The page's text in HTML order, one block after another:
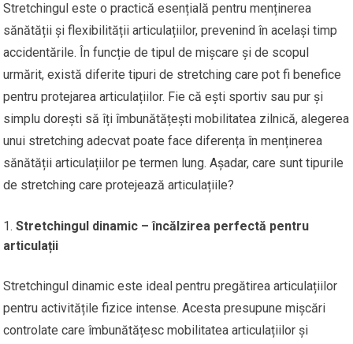
Stretchingul este o practică esențială pentru menținerea
sănătății și flexibilității articulațiilor, prevenind în același timp
accidentările. În funcție de tipul de mișcare și de scopul
urmărit, există diferite tipuri de stretching care pot fi benefice
pentru protejarea articulațiilor. Fie că ești sportiv sau pur și
simplu dorești să îți îmbunătățești mobilitatea zilnică, alegerea
unui stretching adecvat poate face diferența în menținerea
sănătății articulațiilor pe termen lung. Așadar, care sunt tipurile
de stretching care protejează articulațiile?
Stretchingul dinamic – încălzirea perfectă pentru
articulații
Stretchingul dinamic este ideal pentru pregătirea articulațiilor
pentru activitățile fizice intense. Acesta presupune mișcări
controlate care îmbunătățesc mobilitatea articulațiilor și